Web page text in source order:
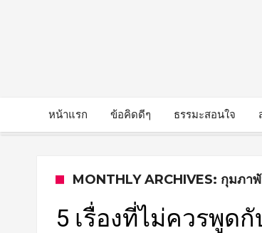
หน้าแรก ข้อคิดดีๆ ธรรมะสอนใจ
MONTHLY ARCHIVES: กุมภา
5 เรื่องที่ไม่ควรพูด